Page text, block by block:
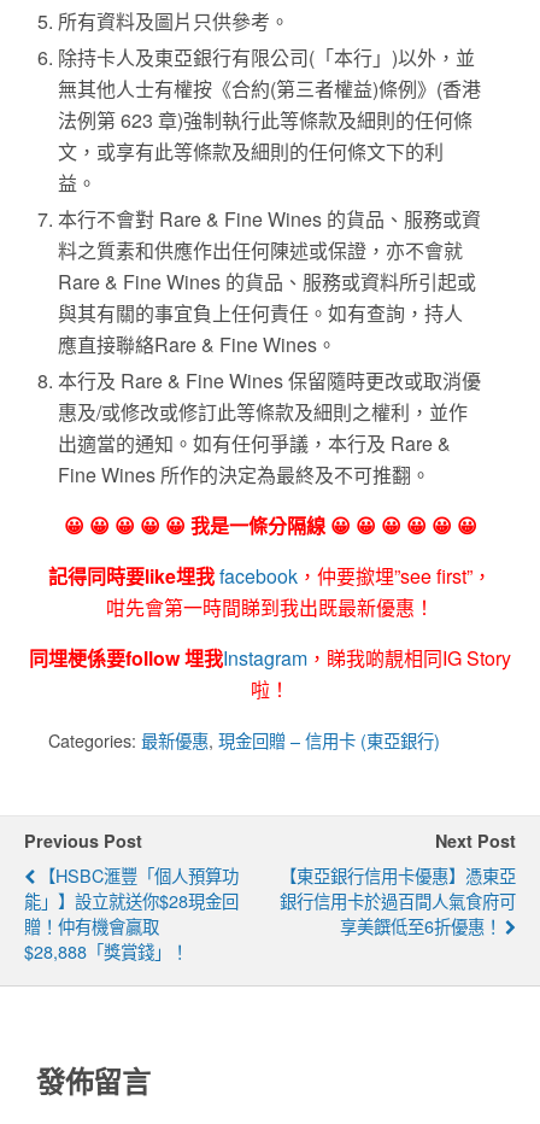
所有資料及圖片只供參考。
除持卡人及東亞銀行有限公司(「本行」)以外，並
無其他人士有權按《合約(第三者權益)條例》(香港
法例第 623 章)強制執行此等條款及細則的任何條
文，或享有此等條款及細則的任何條文下的利
益。
本行不會對 Rare & Fine Wines 的貨品、服務或資
料之質素和供應作出任何陳述或保證，亦不會就
Rare & Fine Wines 的貨品、服務或資料所引起或
與其有關的事宜負上任何責任。如有查詢，持人
應直接聯絡Rare & Fine Wines。
本行及 Rare & Fine Wines 保留隨時更改或取消優
惠及/或修改或修訂此等條款及細則之權利，並作
出適當的通知。如有任何爭議，本行及 Rare &
Fine Wines 所作的決定為最終及不可推翻。
😀 😀 😀 😀 😀 我是一條分隔線 😀 😀 😀 😀 😀 😀
記得同時要like埋我facebook ，仲要撳埋”see first”，
咁先會第一時間睇到我出既最新優惠！
同埋梗係要follow 埋我Instagram ，睇我啲靚相同IG Story
啦！
Categories: 最新優惠, 現金回贈 – 信用卡 (東亞銀行)
Previous Post
【HSBC滙豐「個人預算功
能」】設立就送你$28現金回
贈！仲有機會贏取
$28,888「獎賞錢」！
Next Post
【東亞銀行信用卡優惠】憑東亞
銀行信用卡於過百間人氣食府可
享美饌低至6折優惠！
發佈留言